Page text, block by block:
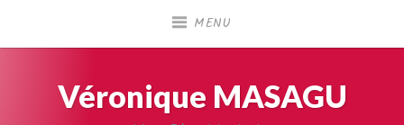
MENU
Véronique MASAGU